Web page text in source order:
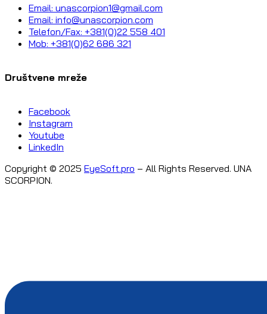
Email: unascorpion1@gmail.com
Email: info@unascorpion.com
Telefon/Fax: +381(0)22 558 401
Mob: +381(0)62 686 321
Društvene mreže
Facebook
Instagram
Youtube
LinkedIn
Copyright © 2025 EyeSoft.pro – All Rights Reserved. UNA
SCORPION.